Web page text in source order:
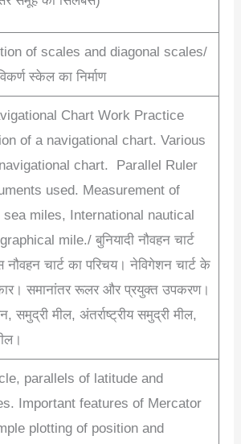
of scales and diagonal scales/
स्केल का निर्माण
Chart Work Practice
of a navigational chart. Various
chart. Parallel Ruler
used. Measurement of
miles, International nautical
mile./ बुनियादी नौवहन चार्ट
नौवहन चार्ट का परिचय। नेविगेशन चार्ट के
समानांतर रूलर और प्रयुक्त उपकरण।
समुद्री मील, अंतर्राष्ट्रीय समुद्री मील,
parallels of latitude and
Important features of Mercator
plotting of position and